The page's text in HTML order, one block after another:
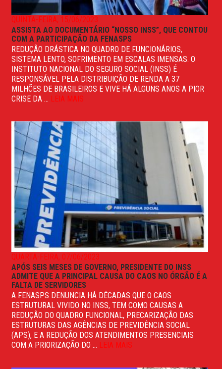
QUINTA-FEIRA, 15/06/2023
ASSISTA AO DOCUMENTÁRIO “NOSSO INSS”, QUE CONTOU
COM A PARTICIPAÇÃO DA FENASPS
REDUÇÃO DRÁSTICA NO QUADRO DE FUNCIONÁRIOS,
SISTEMA LENTO, SOFRIMENTO EM ESCALAS IMENSAS. O
INSTITUTO NACIONAL DO SEGURO SOCIAL (INSS) É
RESPONSÁVEL PELA DISTRIBUIÇÃO DE RENDA A 37
MILHÕES DE BRASILEIROS E VIVE HÁ ALGUNS ANOS A PIOR
CRISE DA ... LEIA MAIS
QUARTA-FEIRA, 07/06/2023
APÓS SEIS MESES DE GOVERNO, PRESIDENTE DO INSS
ADMITE QUE A PRINCIPAL CAUSA DO CAOS NO ÓRGÃO É A
FALTA DE SERVIDORES
A FENASPS DENUNCIA HÁ DÉCADAS QUE O CAOS
ESTRUTURAL VIVIDO NO INSS, TEM COMO CAUSAS A
REDUÇÃO DO QUADRO FUNCIONAL, PRECARIZAÇÃO DAS
ESTRUTURAS DAS AGÊNCIAS DE PREVIDÊNCIA SOCIAL
(APS), E A REDUÇÃO DOS ATENDIMENTOS PRESENCIAIS
COM A PRIORIZAÇÃO DO ... LEIA MAIS